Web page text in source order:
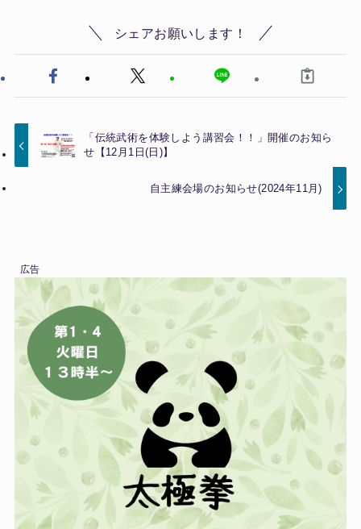
シェアお願いします！
「伝統武術を体験しよう講習会！！」開催のお知ら
せ【12月1日(日)】
自主練会場のお知らせ(2024年11月)
広告